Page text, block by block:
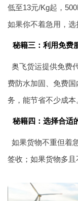
低至13元/Kg起，
如果你不着急用，选
秘籍三：利用免费
奥飞货运提供免费
费防水加固、免费
务，能节省不少成本
秘籍四：选择合适
如果货物不重但着
签收；如果货物多且